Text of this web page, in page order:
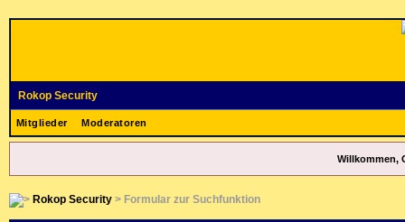
Rokop Security
Mitglieder Moderatoren
Willkommen,
Rokop Security> Formular zur Suchfunktion